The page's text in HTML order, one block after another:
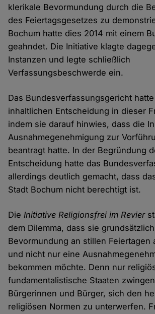
klerikale Bevormundung durch die
des Feiertagsgesetzes zu
Bochum hatte dies 2014 mit einem
geahndet. Die Initiative klagte
Instanzen und legte schließlich
Verfassungsbeschwerde ein.
Das Bundesverfassungsgericht
inhaltlichen Entscheidung in dieser
indem sie darauf hinwies, dass die
Ausnahmegenehmigung zur
beantragt hatte. In der Begründung
Entscheidung hatte das
allerdings deutlich gemacht, dass
Stadt Bochum nicht berechtigt ist.
DieInitiative Religionsfrei im Revier
dem Dilemma, dass sie
Bevormundung an stillen Feiertagen
und nicht nur eine
bekommen möchte. Denn nur
fundamentalistische Staaten
Bürgerinnen und Bürger, sich den
religiösen Normen zu unterwerfen.